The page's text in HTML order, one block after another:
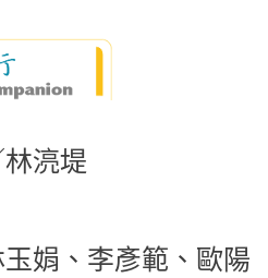
湸堤
娟、李彥範、歐陽